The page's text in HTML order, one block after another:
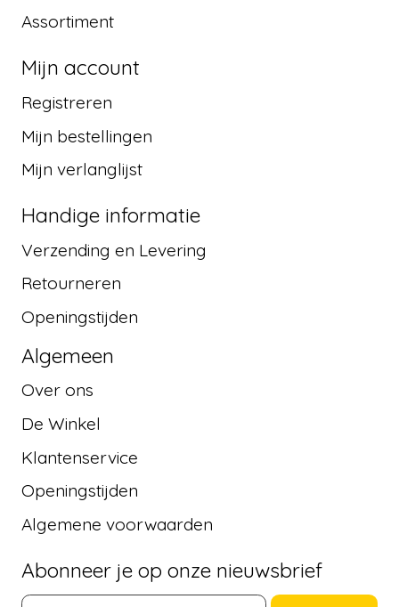
Assortiment
Mijn account
Registreren
Mijn bestellingen
Mijn verlanglijst
Handige informatie
Verzending en Levering
Retourneren
Openingstijden
Algemeen
Over ons
De Winkel
Klantenservice
Openingstijden
Algemene voorwaarden
Abonneer je op onze nieuwsbrief